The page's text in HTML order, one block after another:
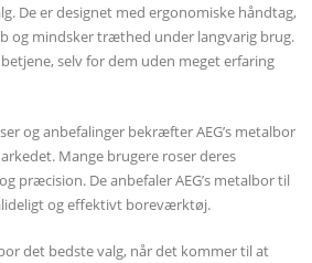
De er designet med ergonomiske håndtag,
og mindsker træthed under langvarig brug.
selv for dem uden meget erfaring
og anbefalinger bekræfter AEG’s metalbor
Mange brugere roser deres
præcision. De anbefaler AEG’s metalbor til
og effektivt boreværktøj.
det bedste valg, når det kommer til at